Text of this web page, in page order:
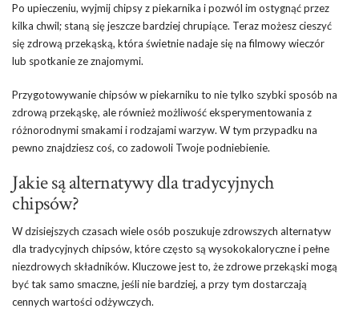
Po upieczeniu, wyjmij chipsy z piekarnika i pozwól im ostygnąć przez
kilka chwil; staną się jeszcze bardziej chrupiące. Teraz możesz cieszyć
się zdrową przekąską, która świetnie nadaje się na filmowy wieczór
lub spotkanie ze znajomymi.
Przygotowywanie chipsów w piekarniku to nie tylko szybki sposób na
zdrową przekąskę, ale również możliwość eksperymentowania z
różnorodnymi smakami i rodzajami warzyw. W tym przypadku na
pewno znajdziesz coś, co zadowoli Twoje podniebienie.
Jakie są alternatywy dla tradycyjnych
chipsów?
W dzisiejszych czasach wiele osób poszukuje zdrowszych alternatyw
dla tradycyjnych chipsów, które często są wysokokaloryczne i pełne
niezdrowych składników. Kluczowe jest to, że zdrowe przekąski mogą
być tak samo smaczne, jeśli nie bardziej, a przy tym dostarczają
cennych wartości odżywczych.